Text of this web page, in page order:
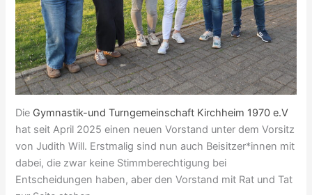
Die Gymnastik-und Turngemeinschaft Kirchheim 1970 e.V
hat seit April 2025 einen neuen Vorstand unter dem Vorsitz
von Judith Will. Erstmalig sind nun auch Beisitzer*innen mit
dabei, die zwar keine Stimmberechtigung bei
Entscheidungen haben, aber den Vorstand mit Rat und Tat